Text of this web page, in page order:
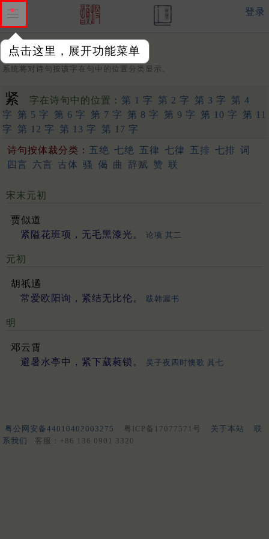
点击这里，展开功能菜单
登录
字：
系统将对诗句按该字在句中的位置分类显示。
紧 字在诗句中的位置： 第 1 字 第 2 字 第 3 字
第 4
字
第 5 字 第 6 字 第 7 字 第 8 字 第 9 字 第 10 字
第 11
字
第 12 字 第 13 字 第 17 字
诗句按体裁分类： 五绝 七绝 五律 七律 五排 七排 词
四言
六言 古体 骚 偈 曲 辞赋 赞 联
宋末元初
贾似道
紧隘花班项，无毛黑漆光。
论项 其二
元初
胡祇遹
常爱欧阳询，紧结无比伦。
跋韩渥书
明
邓云霄
避暑水亭中，紧下葳蕤锁。
吴子夜四时懊歌 其七
粤公网安备44010402003275 粤ICP备17077571号 关于本站
联
系我们
客服：+86 136 0901 3320